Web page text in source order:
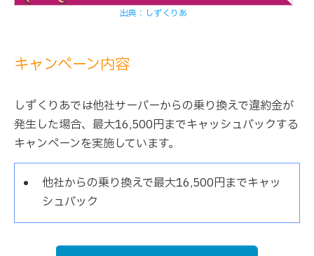
出典：しずくりあ
キャンペーン内容
しずくりあでは他社サーバーからの乗り換えで違約金が
発生した場合、最大16,500円までキャッシュバックする
キャンペーンを実施しています。
他社からの乗り換えで最大16,500円までキャッ
シュバック